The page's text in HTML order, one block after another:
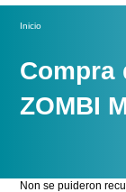
Vostede
Inicio
Compra
ZOMBI
Non se puideron